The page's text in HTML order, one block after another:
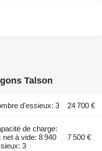
Talson
d'essieux: 3 24 700 €
de charge:
net à vide: 8 940
3
7 500 €